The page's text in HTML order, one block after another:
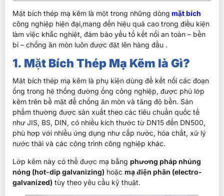
Mặt bích thép mạ kẽm là một trong những dòng mặt bích
công nghiệp hiện đại,mang đến hiệu quả cao trong điều kiện
làm việc khắc nghiệt, đảm bảo yếu tố kết nối an toàn – bền
bỉ – chống ăn mòn luôn được đặt lên hàng đầu .
1. Mặt Bích Thép Mạ Kẽm là Gì?
Mặt bích thép mạ kẽm là phụ kiện dùng để kết nối các đoạn
ống trong hệ thống đường ống công nghiệp, được phủ lớp
kẽm trên bề mặt để chống ăn mòn và tăng độ bền. Sản
phẩm thường được sản xuất theo các tiêu chuẩn quốc tế
như JIS, BS, DIN, có nhiều kích thước từ DN15 đến DN500,
phù hợp với nhiều ứng dụng như cấp nước, hóa chất, xử lý
nước thải và các công trình công nghiệp khác.
Lớp kẽm này có thể được mạ bằng phương pháp nhúng
nóng (hot-dip galvanizing) hoặc mạ điện phân (electro-
galvanized) tùy theo yêu cầu kỹ thuật.